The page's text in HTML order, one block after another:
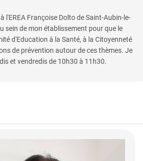
l'EREA Françoise Dolto de Saint-Aubin-le-
sein de mon établissement pour que le
d'Education à la Santé, à la Citoyenneté
de prévention autour de ces thèmes. Je
et vendredis de 10h30 à 11h30.